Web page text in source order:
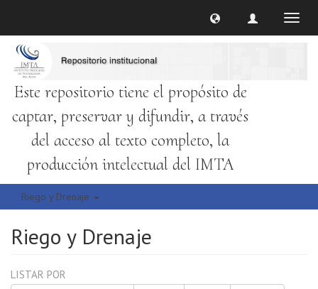
Este repositorio tiene el propósito de
captar, preservar y difundir, a través
del acceso al texto completo, la
producción intelectual del IMTA
Riego y Drenaje
Riego y Drenaje
LISTAR POR